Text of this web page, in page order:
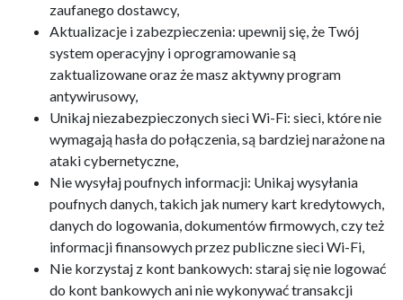
zaufanego dostawcy,
Aktualizacje i zabezpieczenia: upewnij się, że Twój
system operacyjny i oprogramowanie są
zaktualizowane oraz że masz aktywny program
antywirusowy,
Unikaj niezabezpieczonych sieci Wi-Fi: sieci, które nie
wymagają hasła do połączenia, są bardziej narażone na
ataki cybernetyczne,
Nie wysyłaj poufnych informacji: Unikaj wysyłania
poufnych danych, takich jak numery kart kredytowych,
danych do logowania, dokumentów firmowych, czy też
informacji finansowych przez publiczne sieci Wi-Fi,
Nie korzystaj z kont bankowych: staraj się nie logować
do kont bankowych ani nie wykonywać transakcji